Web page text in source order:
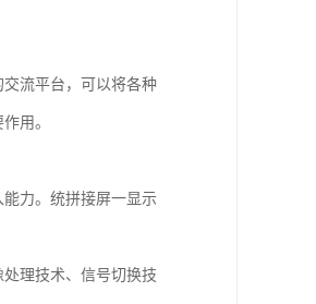
流平台，可以将各种
用。
力。统拼接屏一显示
理技术、信号切换技